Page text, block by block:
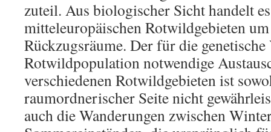
zuteil. Aus biologischer Sicht handelt
mitteleuropäischen Rotwildgebieten
Rückzugsräume. Der für die
Rotwildpopulation notwendige
verschiedenen Rotwildgebieten ist
raumordnerischer Seite nicht
auch die Wanderungen zwischen